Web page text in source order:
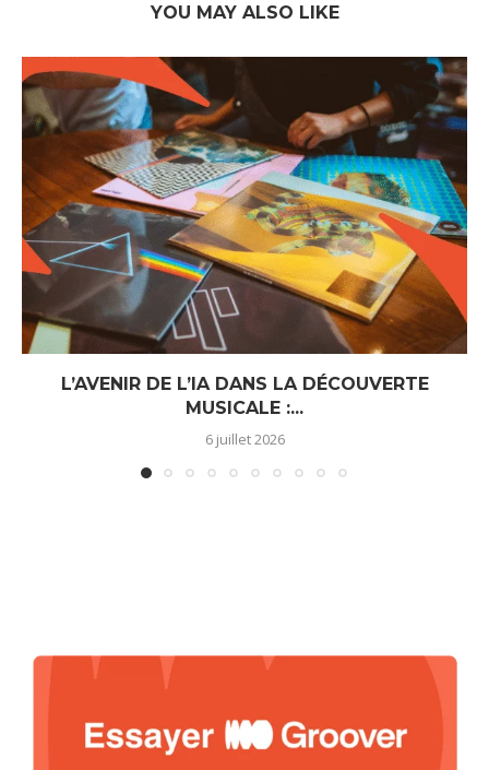
YOU MAY ALSO LIKE
L’AVENIR DE L’IA DANS LA DÉCOUVERTE
MUSICALE :...
6 juillet 2026